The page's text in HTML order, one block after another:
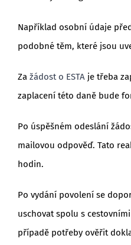
Například osobní údaje
podobné těm, které jsou
Za žádost o ESTAje třeba
zaplacení této daně bude
Po úspěšném odeslání
mailovou odpověď. Tato
hodin.
Po vydání povolení se
uschovat spolu s
případě potřeby ověřit